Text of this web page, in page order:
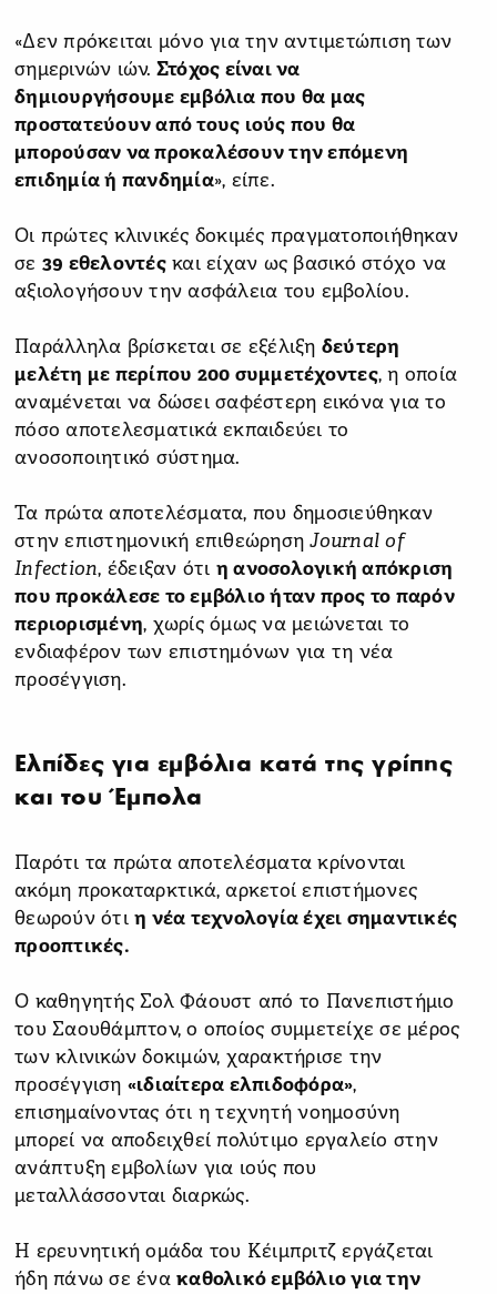
«Δεν πρόκειται μόνο για την αντιμετώπιση των
σημερινών ιών. Στόχος είναι να
δημιουργήσουμε εμβόλια που θα μας
προστατεύουν από τους ιούς που θα
μπορούσαν να προκαλέσουν την επόμενη
επιδημία ή πανδημία», είπε.
Οι πρώτες κλινικές δοκιμές πραγματοποιήθηκαν
σε 39 εθελοντέςκαι είχαν ως βασικό στόχο να
αξιολογήσουν την ασφάλεια του εμβολίου.
Παράλληλα βρίσκεται σε εξέλιξη δεύτερη
μελέτη με περίπου 200 συμμετέχοντες, η οποία
αναμένεται να δώσει σαφέστερη εικόνα για το
πόσο αποτελεσματικά εκπαιδεύει το
ανοσοποιητικό σύστημα.
Τα πρώτα αποτελέσματα, που δημοσιεύθηκαν
στην επιστημονική επιθεώρησηJournal of
Infection, έδειξαν ότι η ανοσολογική απόκριση
που προκάλεσε το εμβόλιο ήταν προς το παρόν
περιορισμένη, χωρίς όμως να μειώνεται το
ενδιαφέρον των επιστημόνων για τη νέα
προσέγγιση.
Ελπίδες για εμβόλια κατά της γρίπης
και του Έμπολα
Παρότι τα πρώτα αποτελέσματα κρίνονται
ακόμη προκαταρκτικά, αρκετοί επιστήμονες
θεωρούν ότι η νέα τεχνολογία έχει σημαντικές
προοπτικές.
Ο καθηγητής Σολ Φάουστ από το Πανεπιστήμιο
του Σαουθάμπτον, ο οποίος συμμετείχε σε μέρος
των κλινικών δοκιμών, χαρακτήρισε την
προσέγγιση «ιδιαίτερα ελπιδοφόρα»,
επισημαίνοντας ότι η τεχνητή νοημοσύνη
μπορεί να αποδειχθεί πολύτιμο εργαλείο στην
ανάπτυξη εμβολίων για ιούς που
μεταλλάσσονται διαρκώς.
Η ερευνητική ομάδα του Κέιμπριτζ εργάζεται
ήδη πάνω σε ένα καθολικό εμβόλιο για την